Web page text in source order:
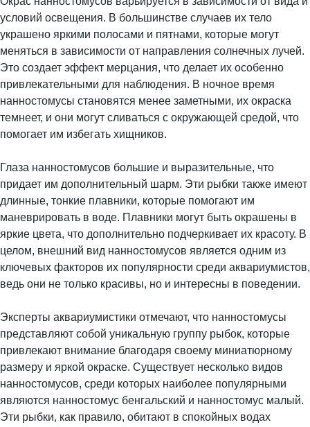
условий освещения. В большинстве случаев их тело
украшено яркими полосами и пятнами, которые могут
меняться в зависимости от направления солнечных лучей.
Это создает эффект мерцания, что делает их особенно
привлекательными для наблюдения. В ночное время
нанностомусы становятся менее заметными, их окраска
темнеет, и они могут сливаться с окружающей средой, что
помогает им избегать хищников.
Глаза нанностомусов большие и выразительные, что
придает им дополнительный шарм. Эти рыбки также имеют
длинные, тонкие плавники, которые помогают им
маневрировать в воде. Плавники могут быть окрашены в
яркие цвета, что дополнительно подчеркивает их красоту. В
целом, внешний вид нанностомусов является одним из
ключевых факторов их популярности среди аквариумистов,
ведь они не только красивы, но и интересны в поведении.
Эксперты аквариумистики отмечают, что нанностомусы
представляют собой уникальную группу рыбок, которые
привлекают внимание благодаря своему миниатюрному
размеру и яркой окраске. Существует несколько видов
нанностомусов, среди которых наиболее популярными
являются нанностомус бенгальский и нанностомус малый.
Эти рыбки, как правило, обитают в спокойных водах